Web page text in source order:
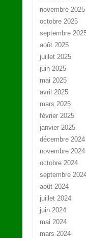
novembre 2025
octobre 2025
septembre
août 2025
juillet 2025
juin 2025
mai 2025
avril 2025
mars 2025
février 2025
janvier 2025
décembre 2024
novembre 2024
octobre 2024
septembre
août 2024
juillet 2024
juin 2024
mai 2024
mars 2024